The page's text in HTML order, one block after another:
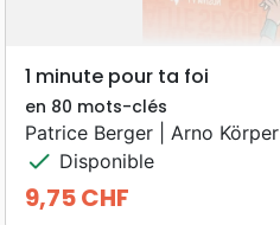
1 minute pour ta foi
en 80 mots-clés
Patrice Berger | Arno Körper
check Disponible
Prix
9,75 CHF